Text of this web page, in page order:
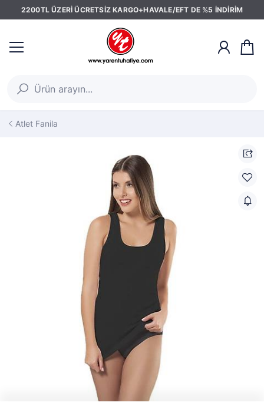
2200TL ÜZERİ ÜCRETSİZ KARGO+HAVALE/EFT DE %5 İNDİRİM
Atlet Fanila